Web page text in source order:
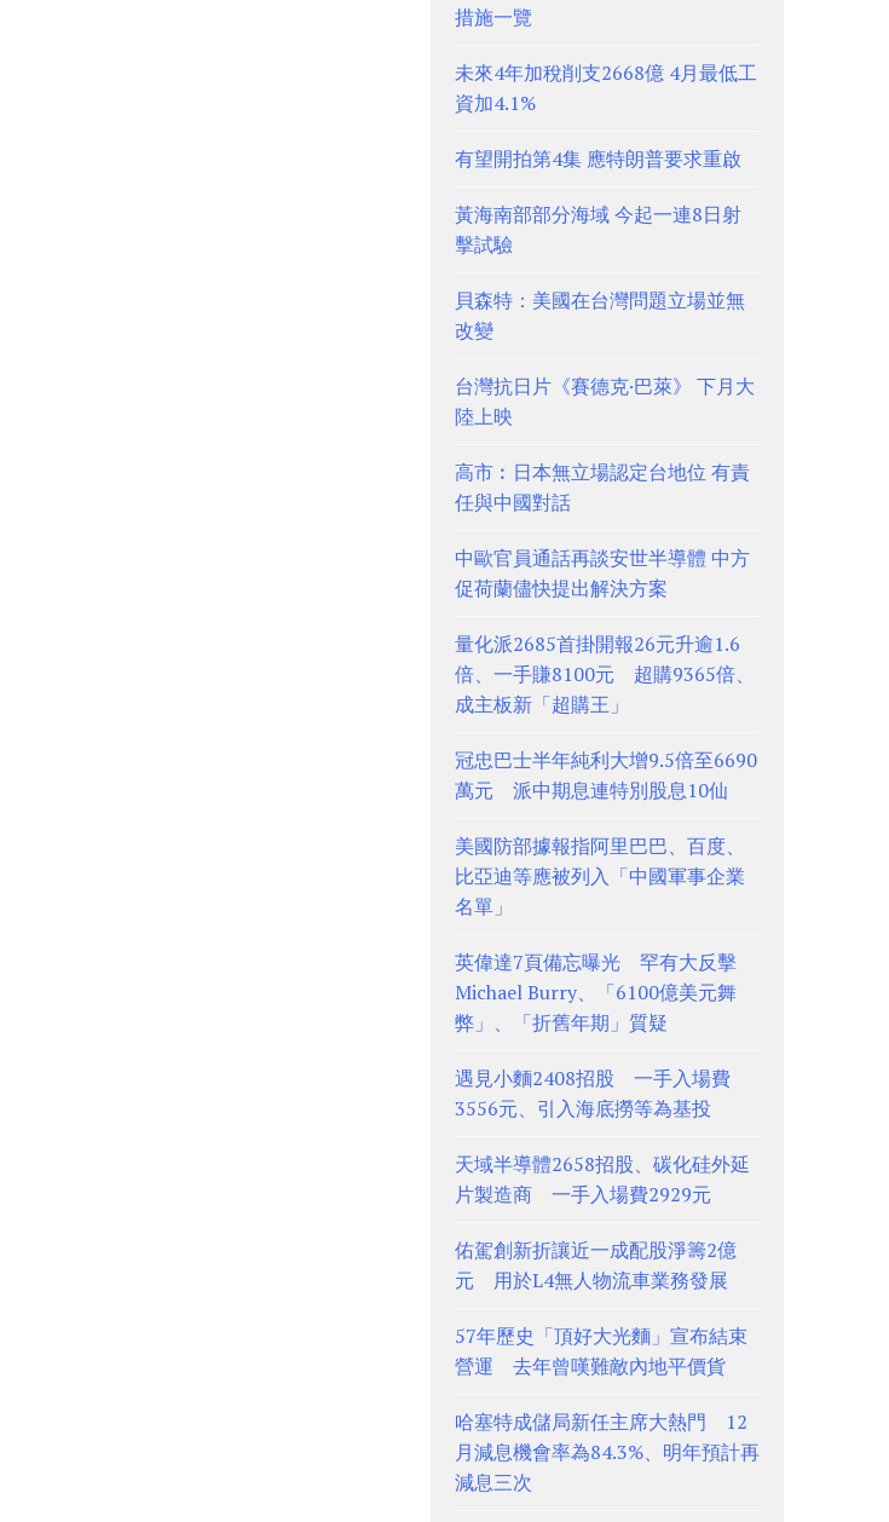
措施一覽
未來4年加稅削支2668億 4月最低工
資加4.1%
有望開拍第4集 應特朗普要求重啟
黃海南部部分海域 今起一連8日射
擊試驗
貝森特：美國在台灣問題立場並無
改變
台灣抗日片《賽德克·巴萊》 下月大
陸上映
高市︰日本無立場認定台地位 有責
任與中國對話
中歐官員通話再談安世半導體 中方
促荷蘭儘快提出解決方案
量化派2685首掛開報26元升逾1.6
倍、一手賺8100元 超購9365倍、
成主板新「超購王」
冠忠巴士半年純利大增9.5倍至6690
萬元 派中期息連特別股息10仙
美國防部據報指阿里巴巴、百度、
比亞迪等應被列入「中國軍事企業
名單」
英偉達7頁備忘曝光 罕有大反擊
Michael Burry、「6100億美元舞
弊」、「折舊年期」質疑
遇見小麵2408招股 一手入場費
3556元、引入海底撈等為基投
天域半導體2658招股、碳化硅外延
片製造商 一手入場費2929元
佑駕創新折讓近一成配股淨籌2億
元 用於L4無人物流車業務發展
57年歷史「頂好大光麵」宣布結束
營運 去年曾嘆難敵內地平價貨
哈塞特成儲局新任主席大熱門 12
月減息機會率為84.3%、明年預計再
減息三次